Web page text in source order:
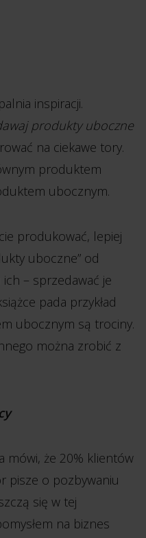
inspiracji.
produkty uboczne
na ciekawe tory.
produktem
ubocznym.
produkować, lepiej
uboczne” od
– sprzedawać je
pada przykład
ubocznym są trociny.
można zrobić z
mówi, że 20% klientów
pisze o pozbywaniu
się w tej
na biznes